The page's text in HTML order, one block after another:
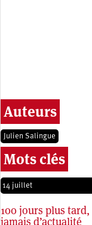
Auteurs
Julien Salingue
Mots clés
14 juillet
100 jours plus
jamais d’actualité